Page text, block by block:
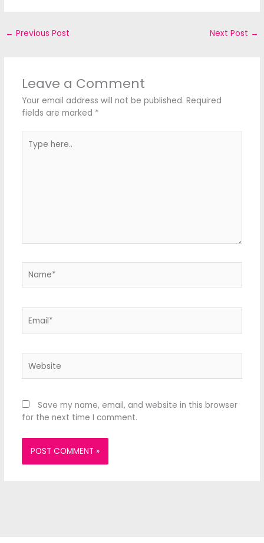
← Previous Post Next Post →
Leave a Comment
Your email address will not be published. Required
fields are marked *
here..
Save my name, email, and website in this browser
for the next time I comment.